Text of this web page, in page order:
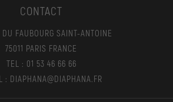
CONTACT
DU FAUBOURG SAINT-ANTOINE
75011 PARIS FRANCE
TEL : 01 53 46 66 66
: DIAPHANA@DIAPHANA.FR